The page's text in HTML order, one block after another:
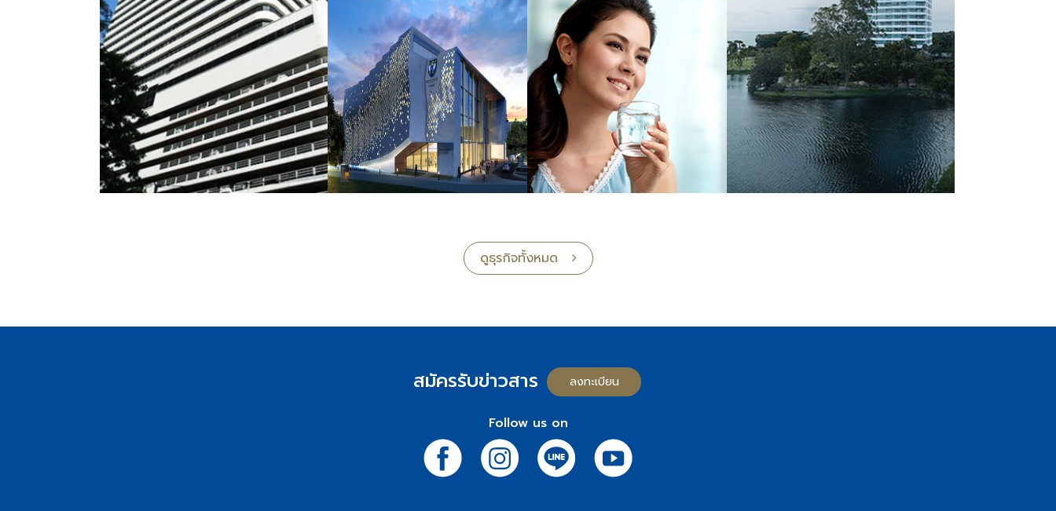
ดูธุรกิจทั้งหมด
สมัครรับข่าวสาร ลงทะเบียน
Follow us on